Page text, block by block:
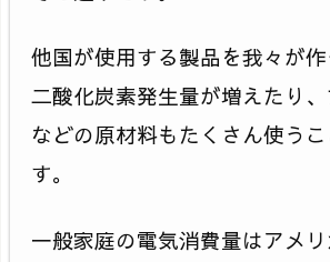
他国が使用する製品を我々が
二酸化炭素発生量が増えたり
などの原材料もたくさん使う
す。
一般家庭の電気消費量はアメ